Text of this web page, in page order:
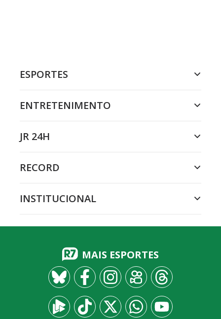
ESPORTES
ENTRETENIMENTO
JR 24H
RECORD
INSTITUCIONAL
MAIS ESPORTES